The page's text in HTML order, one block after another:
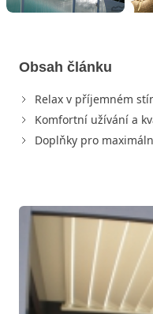
Obsah článku
Relax v příjemném
Komfortní užívání a
Doplňky pro